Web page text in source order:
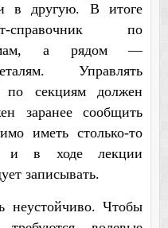
в другую. В итоге
справочник по
а рядом —
Управлять
по секциям должен
заранее сообщить
иметь столько-то
и в ходе лекции
записывать.
неустойчиво. Чтобы